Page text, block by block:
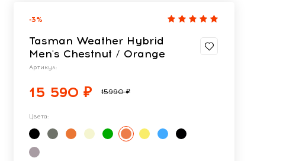
-3%
Tasman Weather Hybrid
Men's Chestnut / Orange
Артикул:
15 590 ₽ 15990 ₽
Цвета: